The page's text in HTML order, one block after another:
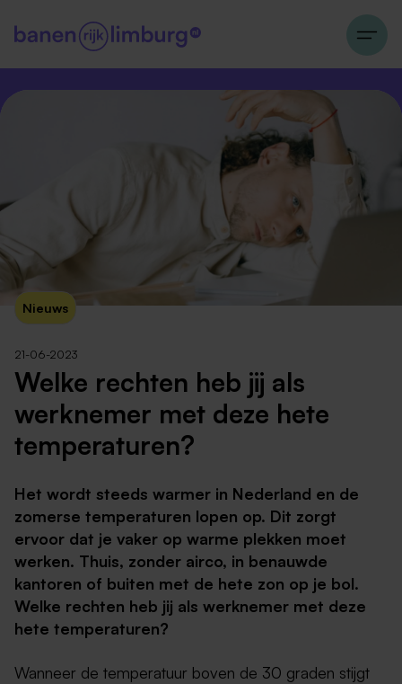
Nieuws
21-06-2023
Welke rechten heb jij als
werknemer met deze hete
temperaturen?
Het wordt steeds warmer in Nederland en de
zomerse temperaturen lopen op. Dit zorgt
ervoor dat je vaker op warme plekken moet
werken. Thuis, zonder airco, in benauwde
kantoren of buiten met de hete zon op je bol.
Welke rechten heb jij als werknemer met deze
hete temperaturen?
Wanneer de temperatuur boven de 30 graden stijgt